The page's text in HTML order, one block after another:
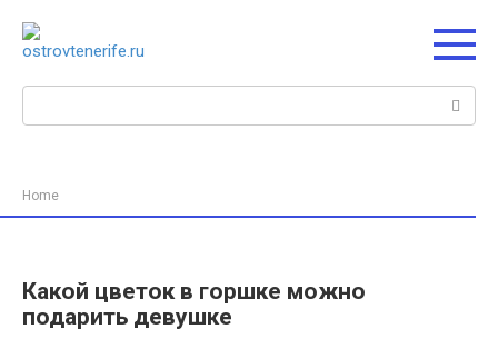
контенту
Поиск:
Home
Какой цветок в горшке можно
подарить девушке